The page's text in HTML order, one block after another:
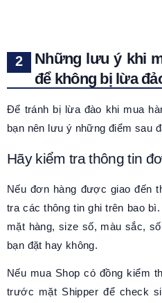
Những lưu ý khi
để không bị lừa
Để tránh bị lừa đào khi mua
bạn nên lưu ý những điểm sau
Hãy kiểm tra thông tin
Nếu đơn hàng được giao đến
tra các thông tin ghi trên bao
mặt hàng, size số, màu sắc,
bạn đặt hay không.
Nếu mua Shop có đồng kiểm
trước mặt Shipper để check